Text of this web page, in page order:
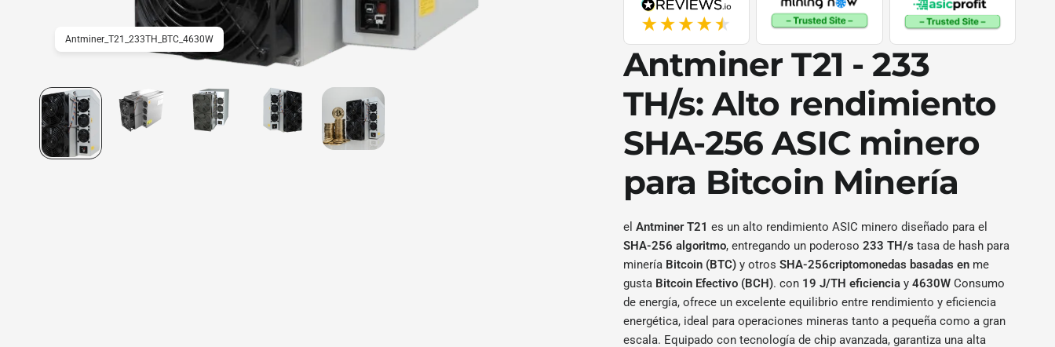
Antminer_T21_233TH_BTC_4630W Antminer_T21_233TH_BTC_4630W
Antminer T21 - 233
TH/s: Alto rendimiento
SHA-256ASIC minero
para Bitcoin Minería
elAntminer T21 es un alto rendimiento ASIC minero diseñado para el
SHA-256 algoritmo, entregando un poderoso233 TH/s tasa de hash para
minería Bitcoin (BTC) y otrosSHA-256criptomonedas basadas en me
gusta Bitcoin Efectivo (BCH). con 19 J/TH eficiencia y4630W Consumo
de energía, ofrece un excelente equilibrio entre rendimiento y eficiencia
energética, ideal para operaciones mineras tanto a pequeña como a gran
escala. Equipado con tecnología de chip avanzada, garantiza una alta